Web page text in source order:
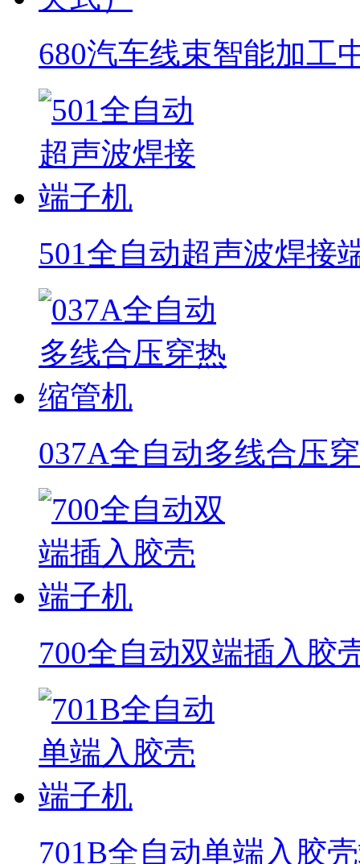
680汽车线束智能加工
501全自动超声波焊接
037A全自动多线合压
700全自动双端插入胶
701B全自动单端入胶